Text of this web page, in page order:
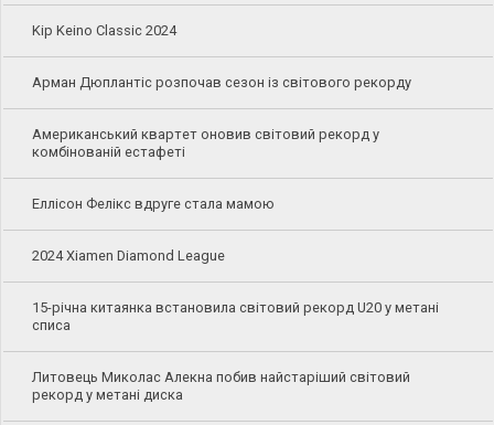
Kip Keino Classic 2024
Арман Дюплантіс розпочав сезон із світового рекорду
Американський квартет оновив світовий рекорд у
комбінованій естафеті
Еллісон Фелікс вдруге стала мамою
2024 Xiamen Diamond League
15-річна китаянка встановила світовий рекорд U20 у метані
списа
Литовець Миколас Алекна побив найстаріший світовий
рекорд у метані диска